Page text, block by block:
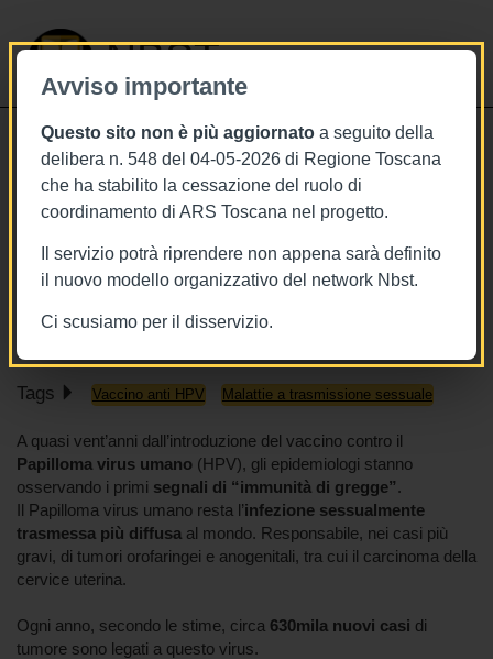
Avviso importante
Questo sito non è più aggiornato a seguito della
delibera n. 548 del 04-05-2026 di Regione Toscana
che ha stabilito la cessazione del ruolo di
coordinamento di ARS Toscana nel progetto.
Il servizio potrà riprendere non appena sarà definito
il nuovo modello organizzativo del network Nbst.
Ci scusiamo per il disservizio.
NBST
14/10/2025
Papilloma virus, segnali di immunità
di gregge a vent'anni dal vaccino
Jama Pediatrics
Tags Vaccino anti HPV Malattie a trasmissione sessuale
A quasi vent’anni dall’introduzione del vaccino contro il
Papilloma virus umano (HPV), gli epidemiologi stanno
osservando i primi segnali di “immunità di gregge”.
Il Papilloma virus umano resta l’infezione sessualmente
trasmessa più diffusa al mondo. Responsabile, nei casi più
gravi, di tumori orofaringei e anogenitali, tra cui il carcinoma della
cervice uterina.
Ogni anno, secondo le stime, circa 630mila nuovi casi di
tumore sono legati a questo virus.